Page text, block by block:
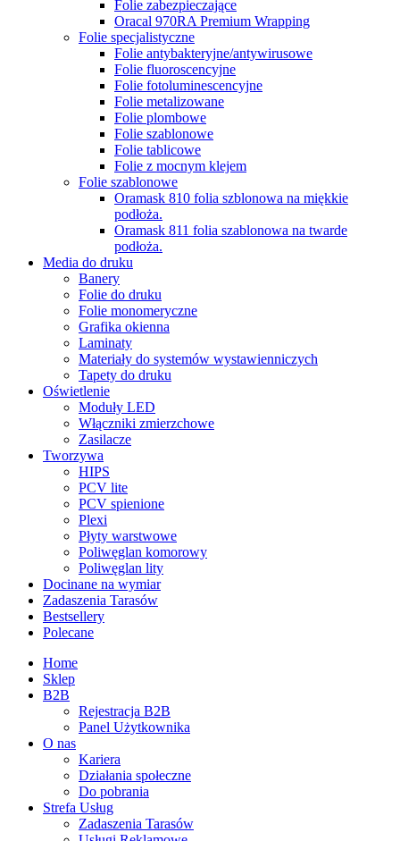
Folie zabezpieczające
Oracal 970RA Premium Wrapping
Folie specjalistyczne
Folie antybakteryjne/antywirusowe
Folie fluoroscencyjne
Folie fotoluminescencyjne
Folie metalizowane
Folie plombowe
Folie szablonowe
Folie tablicowe
Folie z mocnym klejem
Folie szablonowe
Oramask 810 folia szblonowa na miękkie
podłoża.
Oramask 811 folia szablonowa na twarde
podłoża.
Media do druku
Banery
Folie do druku
Folie monomeryczne
Grafika okienna
Laminaty
Materiały do systemów wystawienniczych
Tapety do druku
Oświetlenie
Moduły LED
Włączniki zmierzchowe
Zasilacze
Tworzywa
HIPS
PCV lite
PCV spienione
Plexi
Płyty warstwowe
Poliwęglan komorowy
Poliwęglan lity
Docinane na wymiar
Zadaszenia Tarasów
Bestsellery
Polecane
Home
Sklep
B2B
Rejestracja B2B
Panel Użytkownika
O nas
Kariera
Działania społeczne
Do pobrania
Strefa Usług
Zadaszenia Tarasów